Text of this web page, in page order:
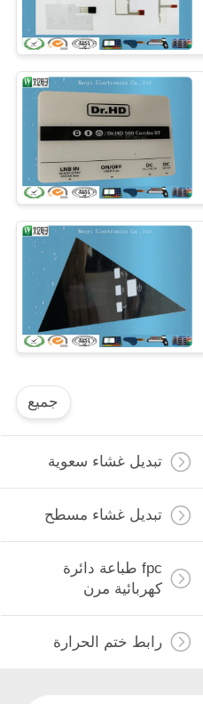
جميع
تبديل غشاء سعوية
تبديل غشاء مسطح
fpc طباعة دائرة
كهربائية مرن
رابط ختم الحرارة